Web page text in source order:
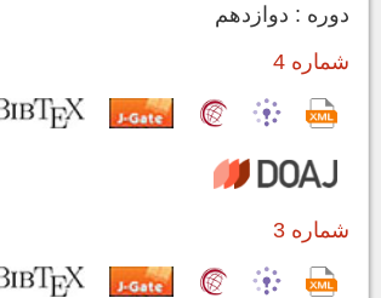
دوره : دوازدهم
شماره 4
شماره 3